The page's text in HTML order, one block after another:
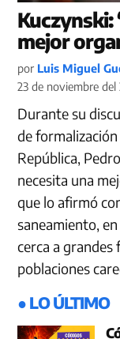
Kuczynski:
mejor
por Luis Miguel
23 de noviembre
Durante su
de
República,
necesita una
que lo afirmó
saneamiento,
cerca a grandes
poblaciones
● LO ÚLTIMO